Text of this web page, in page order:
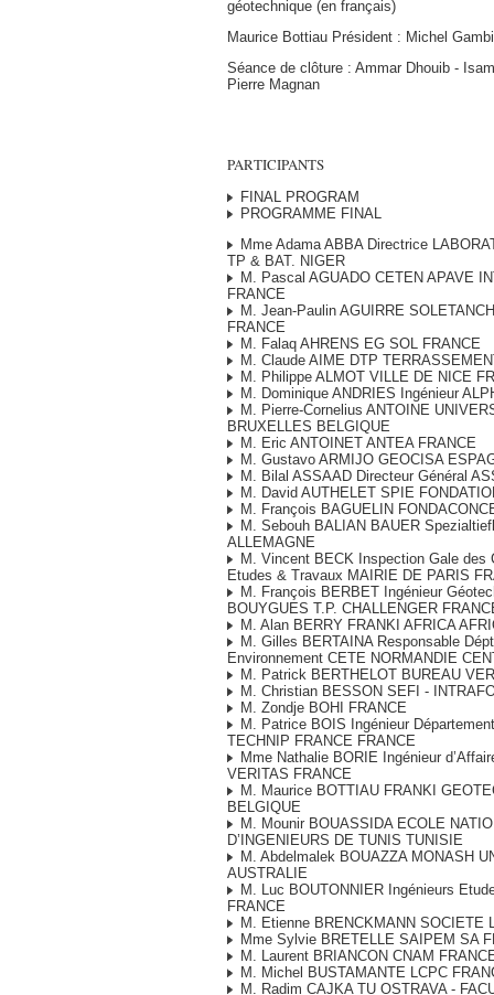
géotechnique (en français)
Maurice Bottiau Président : Michel
Séance de clôture : Ammar Dhouib -
Pierre Magnan
PARTICIPANTS
FINAL PROGRAM
PROGRAMME FINAL
Mme Adama ABBA Directrice
TP & BAT. NIGER
M. Pascal AGUADO CETEN APAVE
FRANCE
M. Jean-Paulin AGUIRRE
FRANCE
M. Falaq AHRENS EG SOL FRANCE
M. Claude AIME DTP
M. Philippe ALMOT VILLE DE NICE
M. Dominique ANDRIES Ingénieur
M. Pierre-Cornelius ANTOINE
BRUXELLES BELGIQUE
M. Eric ANTOINET ANTEA FRANCE
M. Gustavo ARMIJO GEOCISA
M. Bilal ASSAAD Directeur Général
M. David AUTHELET SPIE
M. François BAGUELIN
M. Sebouh BALIAN BAUER
ALLEMAGNE
M. Vincent BECK Inspection Gale des
Etudes & Travaux MAIRIE DE PARIS
M. François BERBET Ingénieur
BOUYGUES T.P. CHALLENGER
M. Alan BERRY FRANKI AFRICA
M. Gilles BERTAINA Responsable
Environnement CETE NORMANDIE
M. Patrick BERTHELOT BUREAU
M. Christian BESSON SEFI -
M. Zondje BOHI FRANCE
M. Patrice BOIS Ingénieur
TECHNIP FRANCE FRANCE
Mme Nathalie BORIE Ingénieur
VERITAS FRANCE
M. Maurice BOTTIAU FRANKI
BELGIQUE
M. Mounir BOUASSIDA ECOLE
D’INGENIEURS DE TUNIS TUNISIE
M. Abdelmalek BOUAZZA MONASH
AUSTRALIE
M. Luc BOUTONNIER Ingénieurs
FRANCE
M. Etienne BRENCKMANN SOCIETE
Mme Sylvie BRETELLE SAIPEM SA
M. Laurent BRIANCON CNAM
M. Michel BUSTAMANTE LCPC
M. Radim CAJKA TU OSTRAVA -